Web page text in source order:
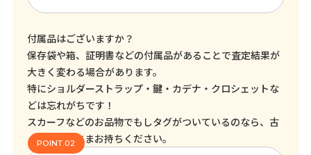
付属品はございますか？
保存袋や箱、証明書などの付属品があることで査定結果が
大きく変わる場合があります。
特にショルダーストラップ・鍵・カデナ・クロシェットな
どは忘れがちです！
スカーフなどのお品物でもしタグがついているのなら、古
くてもそのままお持ちください。